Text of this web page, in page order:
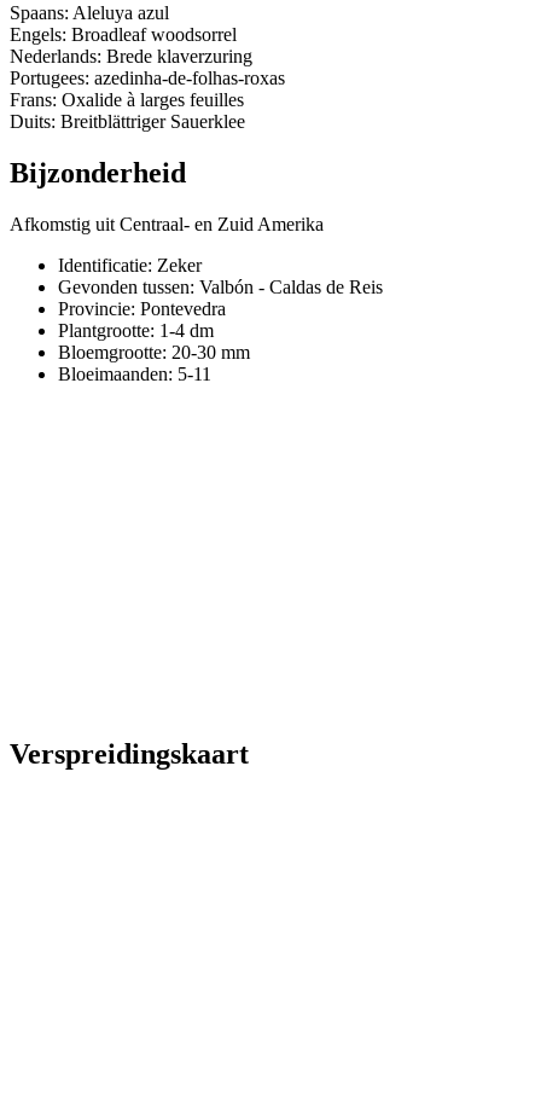
Spaans: Aleluya azul
Engels: Broadleaf woodsorrel
Nederlands: Brede klaverzuring
Portugees: azedinha-de-folhas-roxas
Frans: Oxalide à larges feuilles
Duits: Breitblättriger Sauerklee
Bijzonderheid
Afkomstig uit Centraal- en Zuid Amerika
Identificatie: Zeker
Gevonden tussen: Valbón - Caldas de Reis
Provincie: Pontevedra
Plantgrootte: 1-4 dm
Bloemgrootte: 20-30 mm
Bloeimaanden: 5-11
Verspreidingskaart